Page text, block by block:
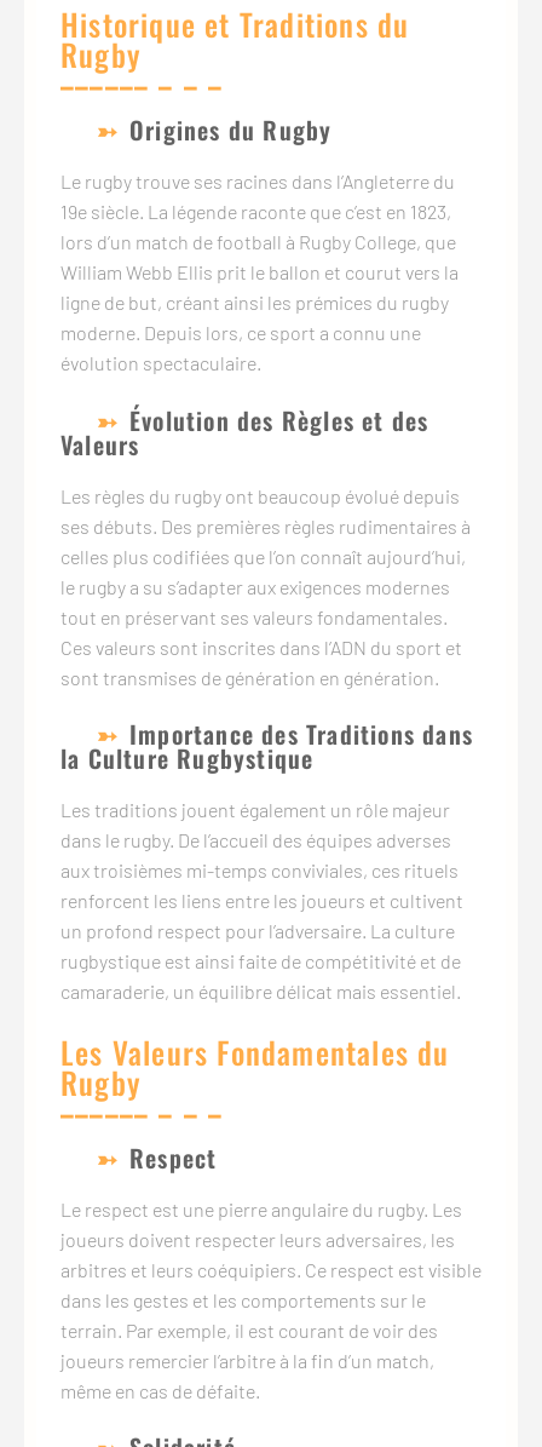
Historique et Traditions du
Rugby
Origines du Rugby
Le rugby trouve ses racines dans l’Angleterre du
19e siècle. La légende raconte que c’est en 1823,
lors d’un match de football à Rugby College, que
William Webb Ellis prit le ballon et courut vers la
ligne de but, créant ainsi les prémices du rugby
moderne. Depuis lors, ce sport a connu une
évolution spectaculaire.
Évolution des Règles et des
Valeurs
Les règles du rugby ont beaucoup évolué depuis
ses débuts. Des premières règles rudimentaires à
celles plus codifiées que l’on connaît aujourd’hui,
le rugby a su s’adapter aux exigences modernes
tout en préservant ses valeurs fondamentales.
Ces valeurs sont inscrites dans l’ADN du sport et
sont transmises de génération en génération.
Importance des Traditions dans
la Culture Rugbystique
Les traditions jouent également un rôle majeur
dans le rugby. De l’accueil des équipes adverses
aux troisièmes mi-temps conviviales, ces rituels
renforcent les liens entre les joueurs et cultivent
un profond respect pour l’adversaire. La culture
rugbystique est ainsi faite de compétitivité et de
camaraderie, un équilibre délicat mais essentiel.
Les Valeurs Fondamentales du
Rugby
Respect
Le respect est une pierre angulaire du rugby. Les
joueurs doivent respecter leurs adversaires, les
arbitres et leurs coéquipiers. Ce respect est visible
dans les gestes et les comportements sur le
terrain. Par exemple, il est courant de voir des
joueurs remercier l’arbitre à la fin d’un match,
même en cas de défaite.